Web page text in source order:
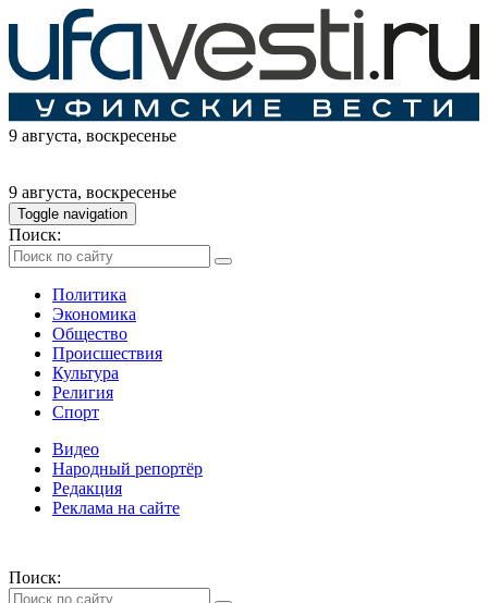
9 августа, воскресенье
9 августа, воскресенье
Toggle navigation
Поиск:
Политика
Экономика
Общество
Происшествия
Культура
Религия
Спорт
Видео
Народный репортёр
Редакция
Реклама на сайте
Поиск: